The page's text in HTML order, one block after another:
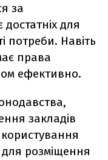
за
для
потреби. Навіть
права
ефективно.
закладів
для розміщення